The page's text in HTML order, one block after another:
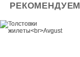
РЕКОМЕНДУЕМ